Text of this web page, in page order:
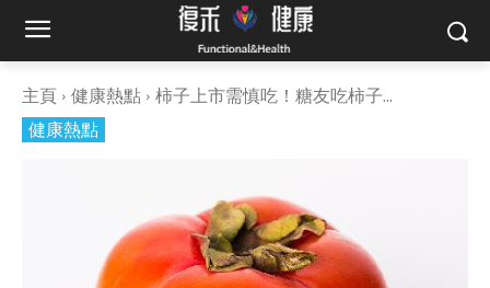
主頁 健康熱點 柿子上市需慎吃！糖友吃柿子...
健康熱點